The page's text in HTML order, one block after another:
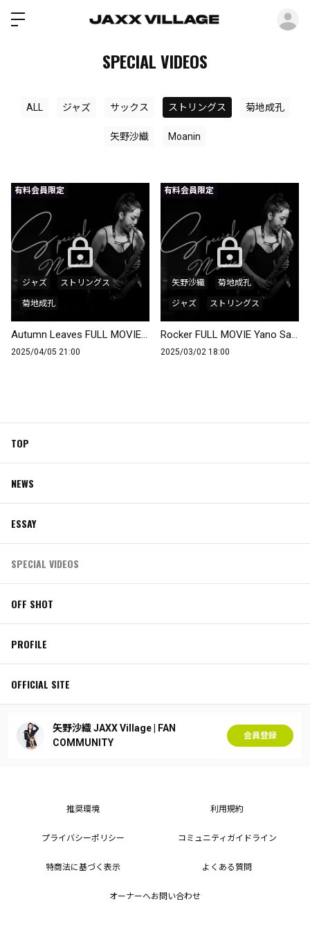
SPECIAL VIDEOS
ALL ジャズ サックス ストリングス 菊地成孔
矢野沙織 Moanin
有料会員限定
ジャズ ストリングス
菊地成孔
Autumn Leaves FULL MOVIE Yano Saori with Strings conducted by Naruyoshi Kikuchi
2025/04/05 21:00
有料会員限定
矢野沙織 菊地成孔
ジャズ ストリングス
Rocker FULL MOVIE Yano Saori with Strings conducted by Naruyoshi Kikuchi
2025/03/02 18:00
TOP
NEWS
ESSAY
SPECIAL VIDEOS
OFF SHOT
PROFILE
OFFICIAL SITE
矢野沙織 JAXX Village | FAN
COMMUNITY
会員登録
推奨環境 利用規約
プライバシーポリシー コミュニティガイドライン
特商法に基づく表示 よくある質問
オーナーへお問い合わせ